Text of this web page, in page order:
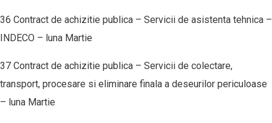
36 Contract de achizitie publica – Servicii de asistenta tehnica –
INDECO – luna Martie
37 Contract de achizitie publica – Servicii de colectare,
transport, procesare si eliminare finala a deseurilor periculoase
– luna Martie